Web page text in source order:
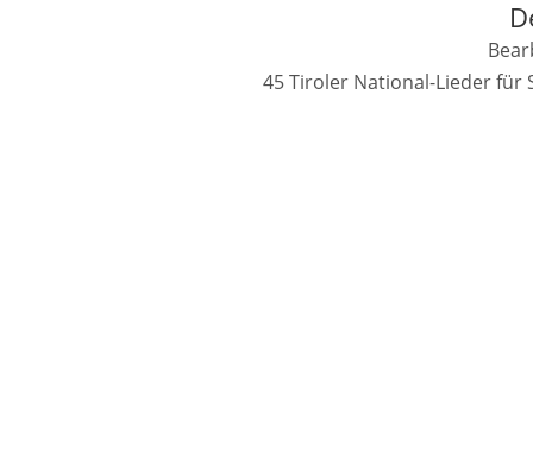
45 Tiroler National-Lieder für